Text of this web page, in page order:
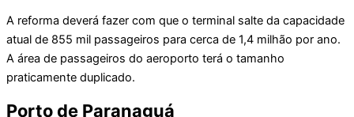
A reforma deverá fazer com que o terminal salte da capacidade
atual de 855 mil passageiros para cerca de 1,4 milhão por ano.
A área de passageiros do aeroporto terá o tamanho
praticamente duplicado.
Porto de Paranaguá